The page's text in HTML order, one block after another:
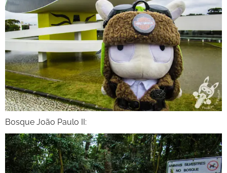
Bosque João Paulo II: